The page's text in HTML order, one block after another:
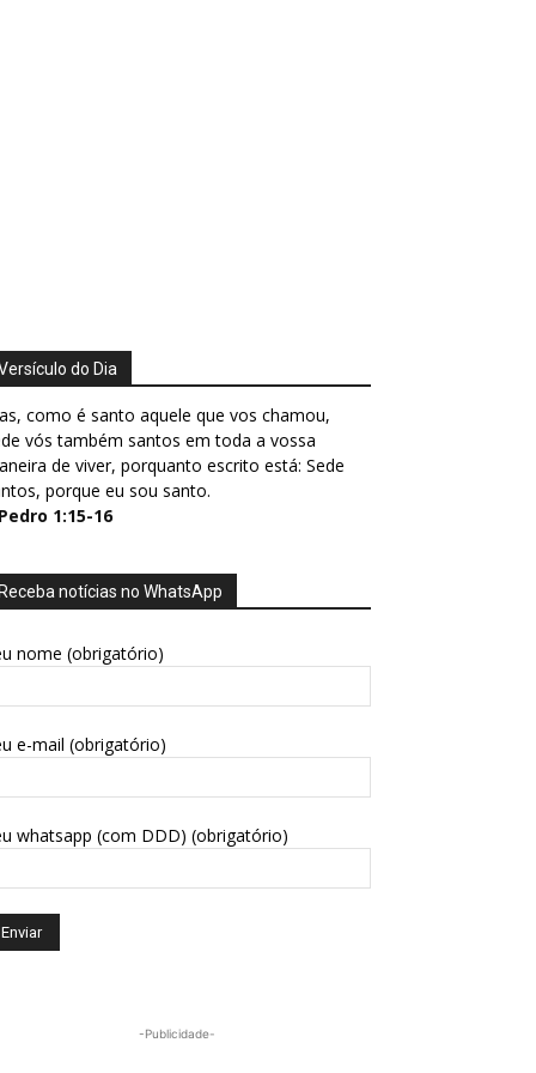
do Dia
como é santo aquele que vos chamou,
vós também santos em toda a vossa
de viver, porquanto escrito está: Sede
porque eu sou santo.
1:15-16
Receba notícias no WhatsApp
nome (obrigatório)
e-mail (obrigatório)
whatsapp (com DDD) (obrigatório)
-Publicidade-